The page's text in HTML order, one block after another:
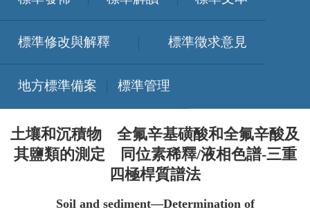
標準修改與解釋 標準徵求意見
地方標準備案 標準管理
土壤和沉積物 全氟辛基磺酸和全氟辛酸及
其鹽類的測定 同位素稀釋/液相色譜-三重
四極桿質譜法
Soil and sediment—Determination of